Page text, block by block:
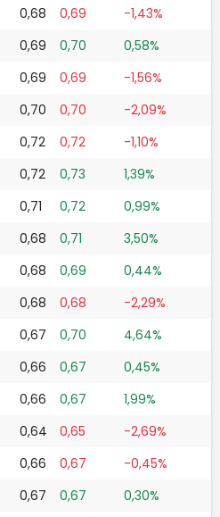
0,68 0,69
-1,43%
0,69 0,70
0,58%
0,69 0,69
-1,56%
0,70 0,70
-2,09%
0,72 0,72
-1,10%
0,72 0,73
1,39%
0,71 0,72
0,99%
0,68 0,71
3,50%
0,68 0,69
0,44%
0,68 0,68
-2,29%
0,67 0,70
4,64%
0,66 0,67
0,45%
0,66 0,67
1,99%
0,64 0,65
-2,69%
0,66 0,67
-0,45%
0,67 0,67
0,30%